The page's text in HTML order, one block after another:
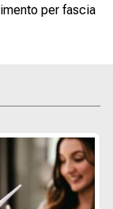
per fascia